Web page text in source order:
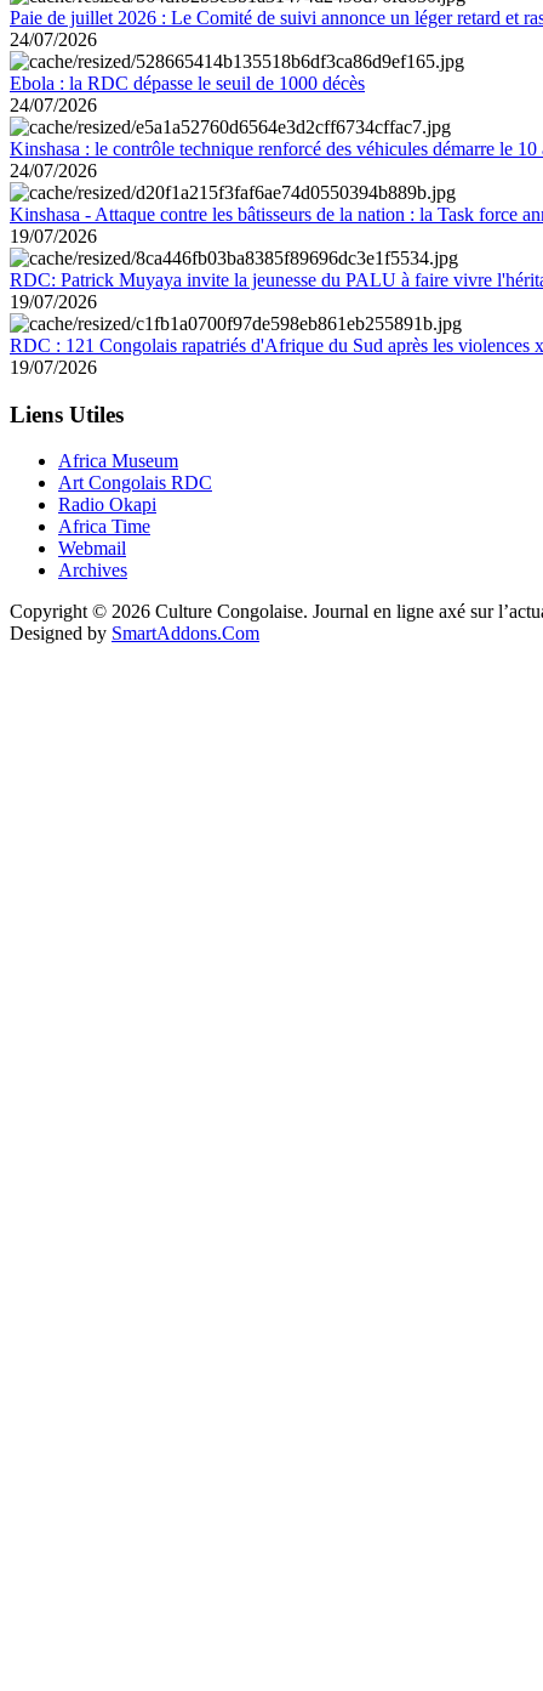
Paie de juillet 2026 : Le Comité de suivi annonce un léger retard et
24/07/2026
Ebola : la RDC dépasse le seuil de 1000 décès
24/07/2026
Kinshasa : le contrôle technique renforcé des véhicules démarre le 10
24/07/2026
Kinshasa - Attaque contre les bâtisseurs de la nation : la Task force
19/07/2026
RDC: Patrick Muyaya invite la jeunesse du PALU à faire vivre
19/07/2026
RDC : 121 Congolais rapatriés d'Afrique du Sud après les violences
19/07/2026
Liens Utiles
Africa Museum
Art Congolais RDC
Radio Okapi
Africa Time
Webmail
Archives
Copyright © 2026 Culture Congolaise. Journal en ligne axé sur
Designed by SmartAddons.Com